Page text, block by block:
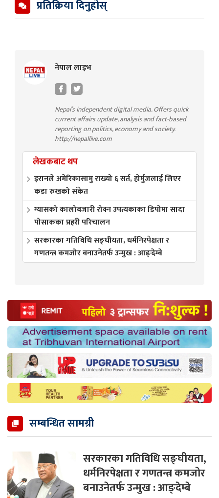
प्रतिक्रिया दिनुहोस्
नेपाल लाइभ
Nepal’s independent digital media. Offers quick
current affairs update, analysis and fact-based
reporting on politics, economy and society.
http://nepallive.com
लेखकबाट थप
इरानले अमेरिकासामु राख्यो ६ सर्त, होर्मुजलाई लिएर
कडा रुखको संकेत
ग्यासको कालोबजारी रोक्न उपत्यकाका डिपोमा सादा
पोसाकका प्रहरी परिचालन
सरकारका गतिविधि सङ्घीयता, धर्मनिरपेक्षता र
गणतन्त्र कमजोर बनाउनेतर्फ उन्मुख : आङ्देम्बे
सम्बन्धित सामग्री
सरकारका गतिविधि सङ्घीयता,
धर्मनिरपेक्षता र गणतन्त्र कमजोर
बनाउनेतर्फ उन्मुख : आङ्देम्बे